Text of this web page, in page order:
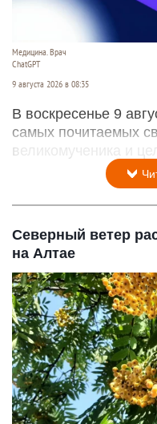
Медицина. Врач
ChatGPT
9 августа 2026 в 08:35
В воскресенье 9
самых почитаемых
великомученика и
Северный ветер
на Алтае